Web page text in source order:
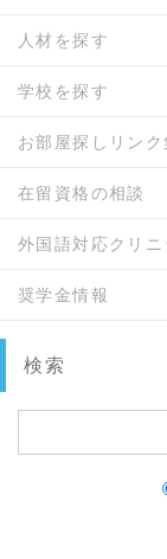
人材を探す
学校を探す
お部屋探しリンク
在留資格の相談
外国語対応クリニ
奨学金情報
検索